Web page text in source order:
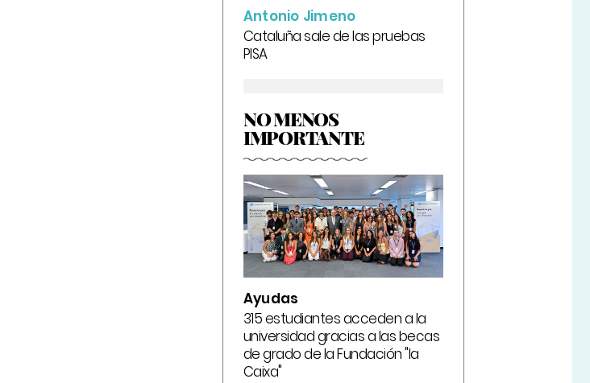
Antonio Jimeno
Cataluña sale de las pruebas
PISA
NO MENOS
IMPORTANTE
Ayudas
315 estudiantes acceden a la
universidad gracias a las becas
de grado de la Fundación "la
Caixa"